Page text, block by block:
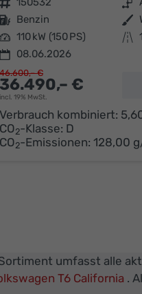
Kraftstoff Benzin Außenfarbe
Leistung 110 kW (150 PS) Kilometerstand
08.06.2026
36.490,– €
incl. 19% MwSt.
46.600,– €
Verbrauch kombiniert:
CO2-Klasse: D
CO2-Emissionen: 128,00
umfasst alle
T6 California .